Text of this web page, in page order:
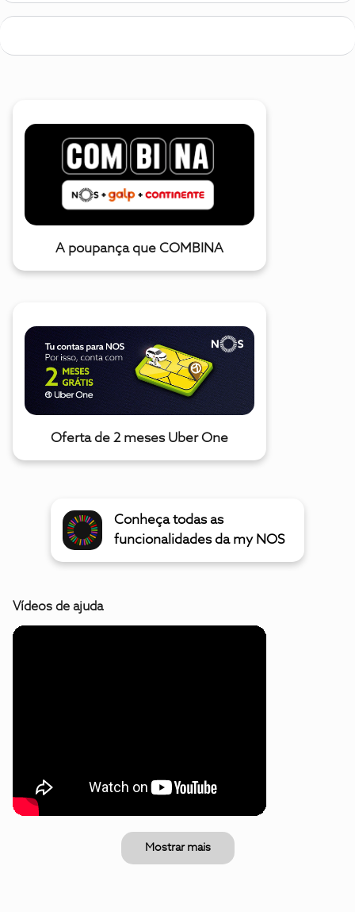
A poupança que COMBINA
Oferta de 2 meses Uber One
Conheça todas as
funcionalidades da my NOS
Vídeos de ajuda
Mostrar mais